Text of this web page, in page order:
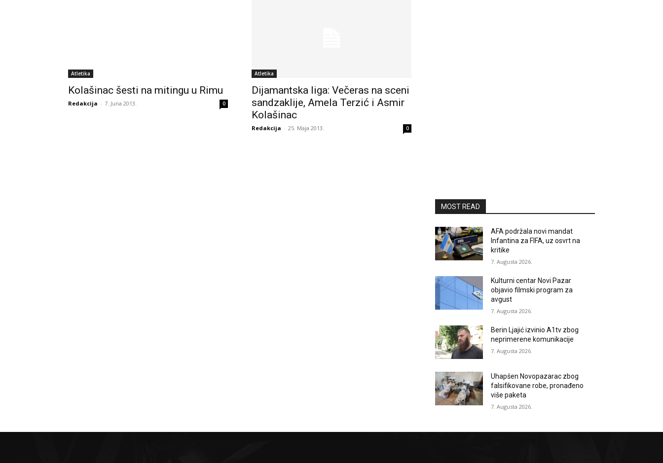
Atletika
Kolašinac šesti na mitingu u Rimu
Redakcija - 7. Juna 2013. 0
Atletika
Dijamantska liga: Večeras na sceni
sandzaklije, Amela Terzić i Asmir
Kolašinac
Redakcija - 25. Maja 2013. 0
MOST READ
AFA podržala novi mandat
Infantina za FIFA, uz osvrt na
kritike
7. Augusta 2026.
Kulturni centar Novi Pazar
objavio filmski program za
avgust
7. Augusta 2026.
Berin Ljajić izvinio A1tv zbog
neprimerene komunikacije
7. Augusta 2026.
Uhapšen Novopazarac zbog
falsifikovane robe, pronađeno
više paketa
7. Augusta 2026.